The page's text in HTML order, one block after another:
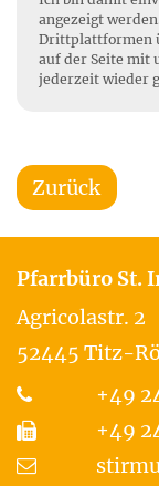
angezeigt
Drittplattformen
auf der Seite mit
jederzeit wieder
Zurück
Pfarrbüro St.
Agricolastr. 2
52445 Titz-
+49
+49